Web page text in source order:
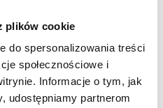
plików cookie
do spersonalizowania treści
społecznościowe i
Informacje o tym, jak
udostępniamy partnerom